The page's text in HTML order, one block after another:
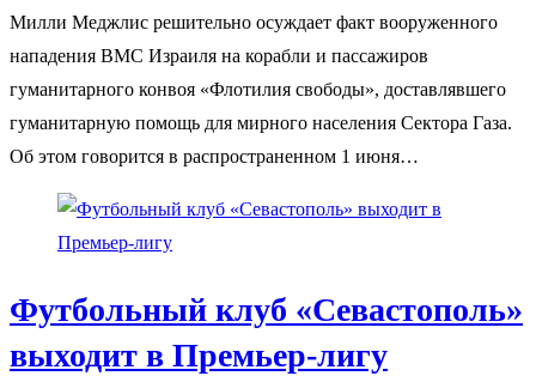
Милли Меджлис решительно осуждает факт вооруженного
нападения ВМС Израиля на корабли и пассажиров
гуманитарного конвоя «Флотилия свободы», доставлявшего
гуманитарную помощь для мирного населения Сектора Газа.
Об этом говорится в распространенном 1 июня…
Футбольный клуб «Севастополь»
выходит в Премьер-лигу